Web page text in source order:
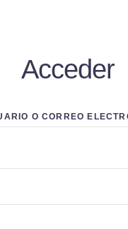
Acceder
O CORREO